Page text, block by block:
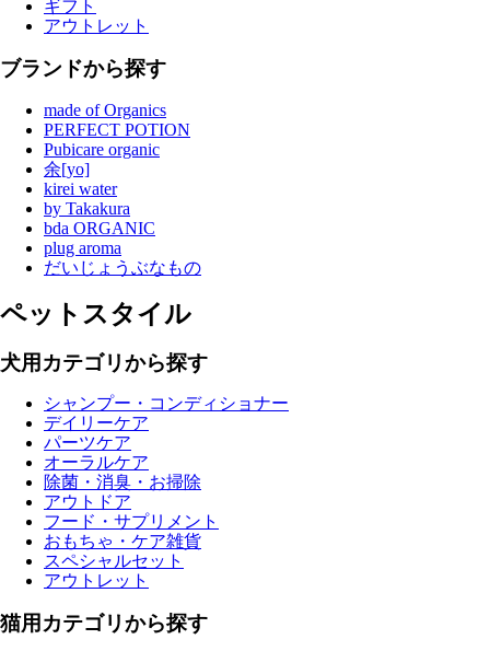
ギフト
アウトレット
ブランドから探す
made of Organics
PERFECT POTION
Pubicare organic
余[yo]
kirei water
by Takakura
bda ORGANIC
plug aroma
だいじょうぶなもの
ペットスタイル
犬用カテゴリから探す
シャンプー・コンディショナー
デイリーケア
パーツケア
オーラルケア
除菌・消臭・お掃除
アウトドア
フード・サプリメント
おもちゃ・ケア雑貨
スペシャルセット
アウトレット
猫用カテゴリから探す